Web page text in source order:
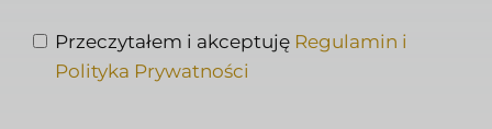
Przeczytałem i akceptuję Regulamin i
Polityka Prywatności